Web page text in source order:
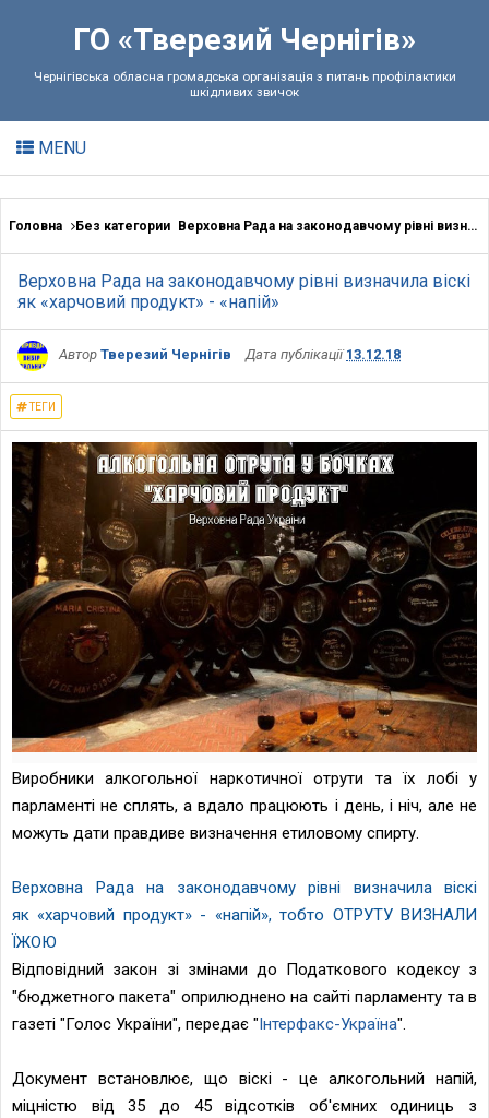
ГО «Тверезий Чернігів»
Чернігівська обласна громадська організація з питань профілактики
шкідливих звичок
MENU
Головна Без категории Верховна Рада на законодавчому рівні визначила віскі як «харчовий продукт» - «напій»
Верховна Рада на законодавчому рівні визначила віскі
як «харчовий продукт» - «напій»
Автор Тверезий Чернігів Дата публікації13.12.18
ТЕГИ
Виробники алкогольної наркотичноїотрути та їх лобі у
парламенті не сплять, а вдало працюють і день, і ніч, але не
можуть дати правдиве визначення етиловому спирту.
Верховна Рада на законодавчому рівні визначила віскі
як «харчовий продукт»- «напій», тобто ОТРУТУ ВИЗНАЛИ
ЇЖОЮ
Відповідний закон зі змінами до Податкового кодексу з
"бюджетного пакета" оприлюднено на сайті парламенту та в
газеті "Голос України", передає "Інтерфакс-Україна".
Документ встановлює, що віскі - це алкогольний напій,
міцністю від 35 до 45 відсотків об'ємних одиниць з